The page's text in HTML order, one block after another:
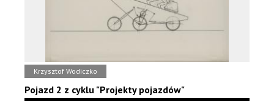
Krzysztof Wodiczko
Pojazd 2 z cyklu "Projekty pojazdów"